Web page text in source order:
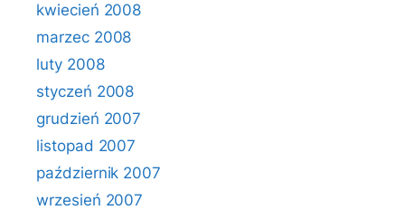
kwiecień 2008
marzec 2008
luty 2008
styczeń 2008
grudzień 2007
listopad 2007
październik 2007
wrzesień 2007